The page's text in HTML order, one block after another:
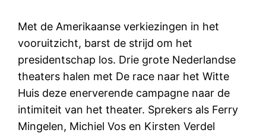
Met de Amerikaanse verkiezingen in het
vooruitzicht, barst de strijd om het
presidentschap los. Drie grote Nederlandse
theaters halen met De race naar het Witte
Huis deze enerverende campagne naar de
intimiteit van het theater. Sprekers als Ferry
Mingelen, Michiel Vos en Kirsten Verdel